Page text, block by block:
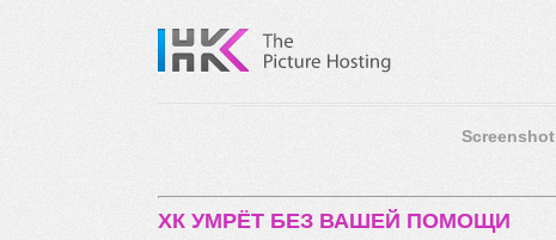
Screenshot
ХК УМРЁТ БЕЗ ВАШЕЙ ПОМОЩИ